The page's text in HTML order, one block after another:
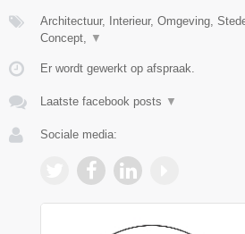
Architectuur, Interieur, Omgeving,
Concept, ▼
Er wordt gewerkt op afspraak.
Laatste facebook posts ▼
Sociale media: